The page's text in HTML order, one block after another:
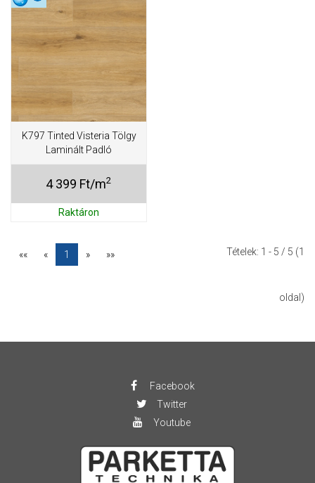
K797 Tinted Visteria Tölgy
Laminált Padló
4 399 Ft/m2
Raktáron
«« « 1 » »» Tételek: 1 - 5 / 5 (1
oldal)
Facebook
Twitter
Youtube